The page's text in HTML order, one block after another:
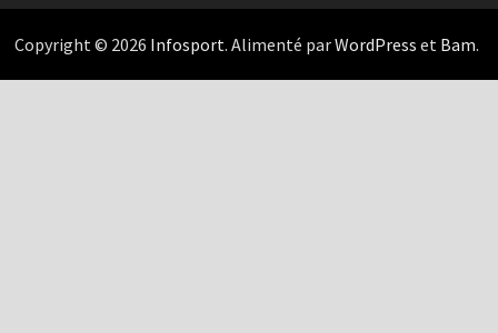
Copyright © 2026 Infosport. Alimenté parWordPress et Bam.